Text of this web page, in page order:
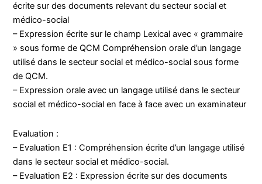
écrite sur des documents relevant du secteur social et
médico-social
– Expression écrite sur le champ Lexical avec « grammaire
» sous forme de QCM Compréhension orale d’un langage
utilisé dans le secteur social et médico-social sous forme
de QCM.
– Expression orale avec un langage utilisé dans le secteur
social et médico-social en face à face avec un examinateur
Evaluation :
– Evaluation E1 : Compréhension écrite d’un langage utilisé
dans le secteur social et médico-social.
– Evaluation E2 : Expression écrite sur des documents